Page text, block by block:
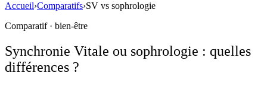
Accueil›Comparatifs›SV vs sophrologie
Comparatif · bien-être
Synchronie Vitale ou sophrologie : quelles
différences ?